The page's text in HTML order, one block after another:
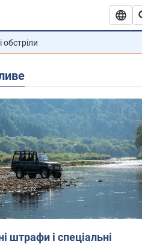
обстріли
штрафи і спеціальні